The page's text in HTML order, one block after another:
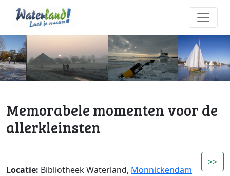
Memorabele momenten voor de
allerkleinsten
>>
Locatie: Bibliotheek Waterland, Monnickendam